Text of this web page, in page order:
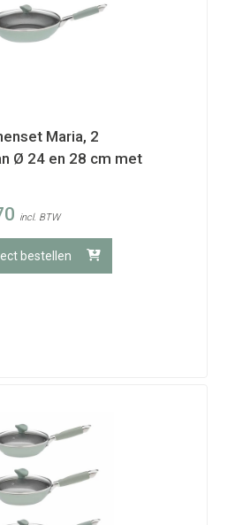
Maria, 2
Ø 24 en 28 cm met
incl. BTW
bestellen